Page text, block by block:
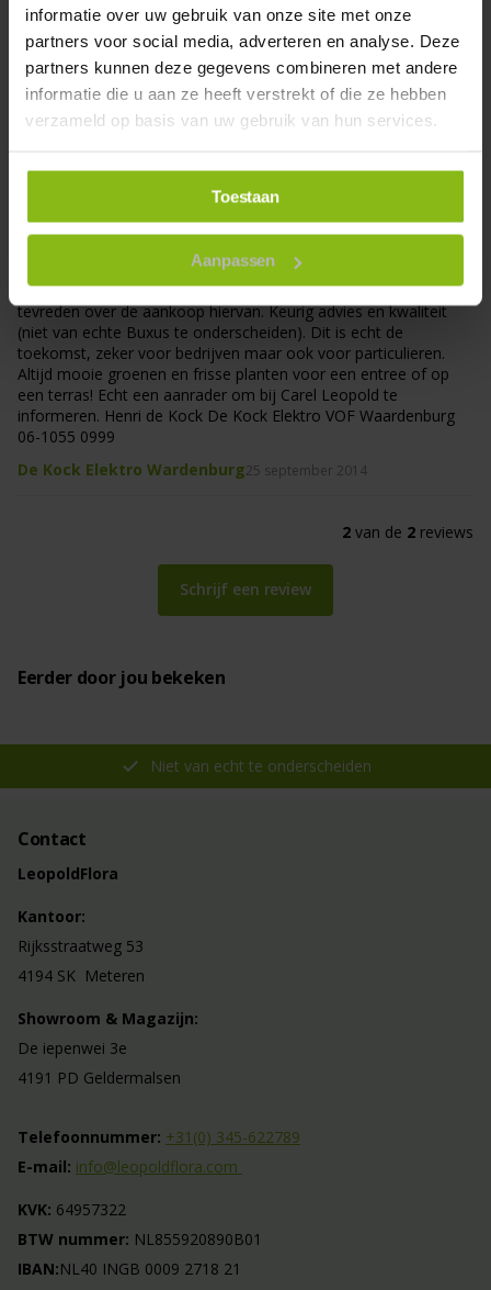
informatie over uw gebruik van onze site met onze
partners voor social media, adverteren en analyse. Deze
partners kunnen deze gegevens combineren met andere
informatie die u aan ze heeft verstrekt of die ze hebben
verzameld op basis van uw gebruik van hun services.
Toestaan
Aanpassen
2hebben dit product beoordeeld
5 van de 5 sterren
Marjolein Gordeijns
5 van de 5 sterren
Ik heb bij Leopold Kunstbuxus aangeschaft en ben zeer
tevreden over de aankoop hiervan. Keurig advies en kwaliteit
(niet van echte Buxus te onderscheiden). Dit is echt de
toekomst, zeker voor bedrijven maar ook voor particulieren.
Altijd mooie groenen en frisse planten voor een entree of op
een terras! Echt een aanrader om bij Carel Leopold te
informeren. Henri de Kock De Kock Elektro VOF Waardenburg
06-1055 0999
De Kock Elektro Wardenburg25 september 2014
2 van de 2 reviews
Schrijf een review
Eerder door jou bekeken
Niet van echt te onderscheiden
Contact
LeopoldFlora
Kantoor:
Rijksstraatweg 53
4194 SK Meteren
Showroom & Magazijn:
De iepenwei 3e
4191 PD Geldermalsen
Telefoonnummer: +31(0) 345-622789
E-mail: info@leopoldflora.com
KVK: 64957322
BTW nummer: NL855920890B01
IBAN:NL40 INGB 0009 2718 21